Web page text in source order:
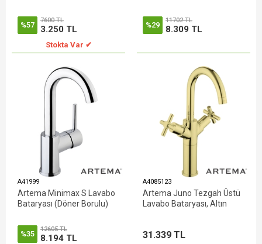
%57
7600 TL
3.250 TL
Stokta Var ✔
%29
11702 TL
8.309 TL
A41999
Artema Minimax S Lavabo
Bataryası (Döner Borulu)
%35
12605 TL
8.194 TL
A4085123
Artema Juno Tezgah Üstü
Lavabo Bataryası, Altın
31.339 TL